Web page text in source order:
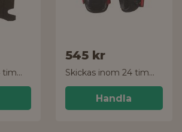
Skickas inom 24 timmar!
545 kr
Skickas inom 24 timmar!
Handla